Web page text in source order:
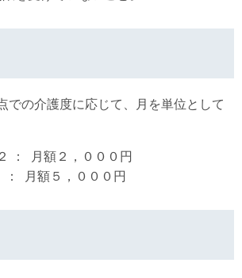
での介護度に応じて、月を単位として
： 月額２，０００円
： 月額５，０００円